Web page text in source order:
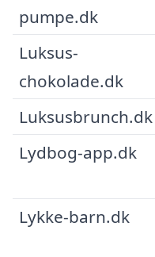
pumpe.dk
Luksus-
chokolade.dk
Luksusbrunch.dk
Lydbog-app.dk
Lykke-barn.dk